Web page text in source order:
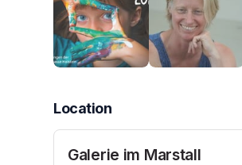
Location
Galerie im Marstall